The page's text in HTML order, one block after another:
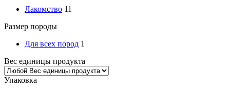
Лакомство 11
Размер породы
Для всех пород 1
Вес единицы продукта
Упаковка